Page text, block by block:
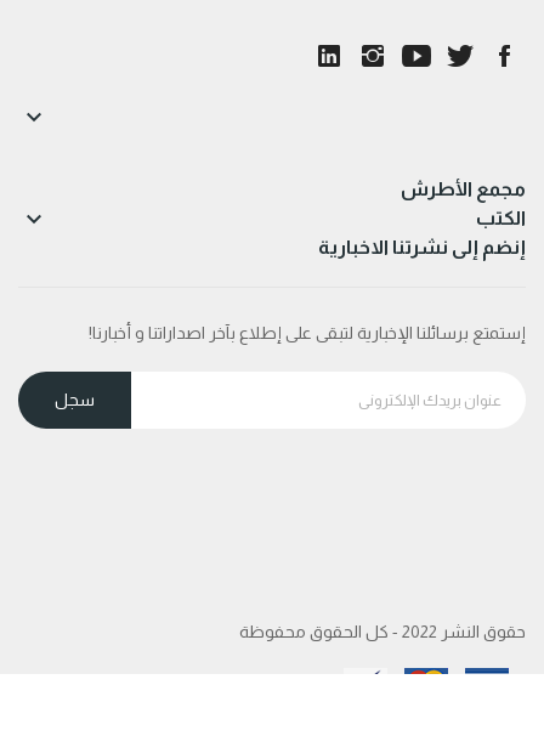
مجمع الأطرش

الكتب 
إنضم إلى نشرتنا الاخبارية
إستمتع برسائلنا الإخبارية لتبقى على إطلاع بآخر اصداراتنا و أخبارنا!
حقوق النشر 2022 - كل الحقوق محفوظة